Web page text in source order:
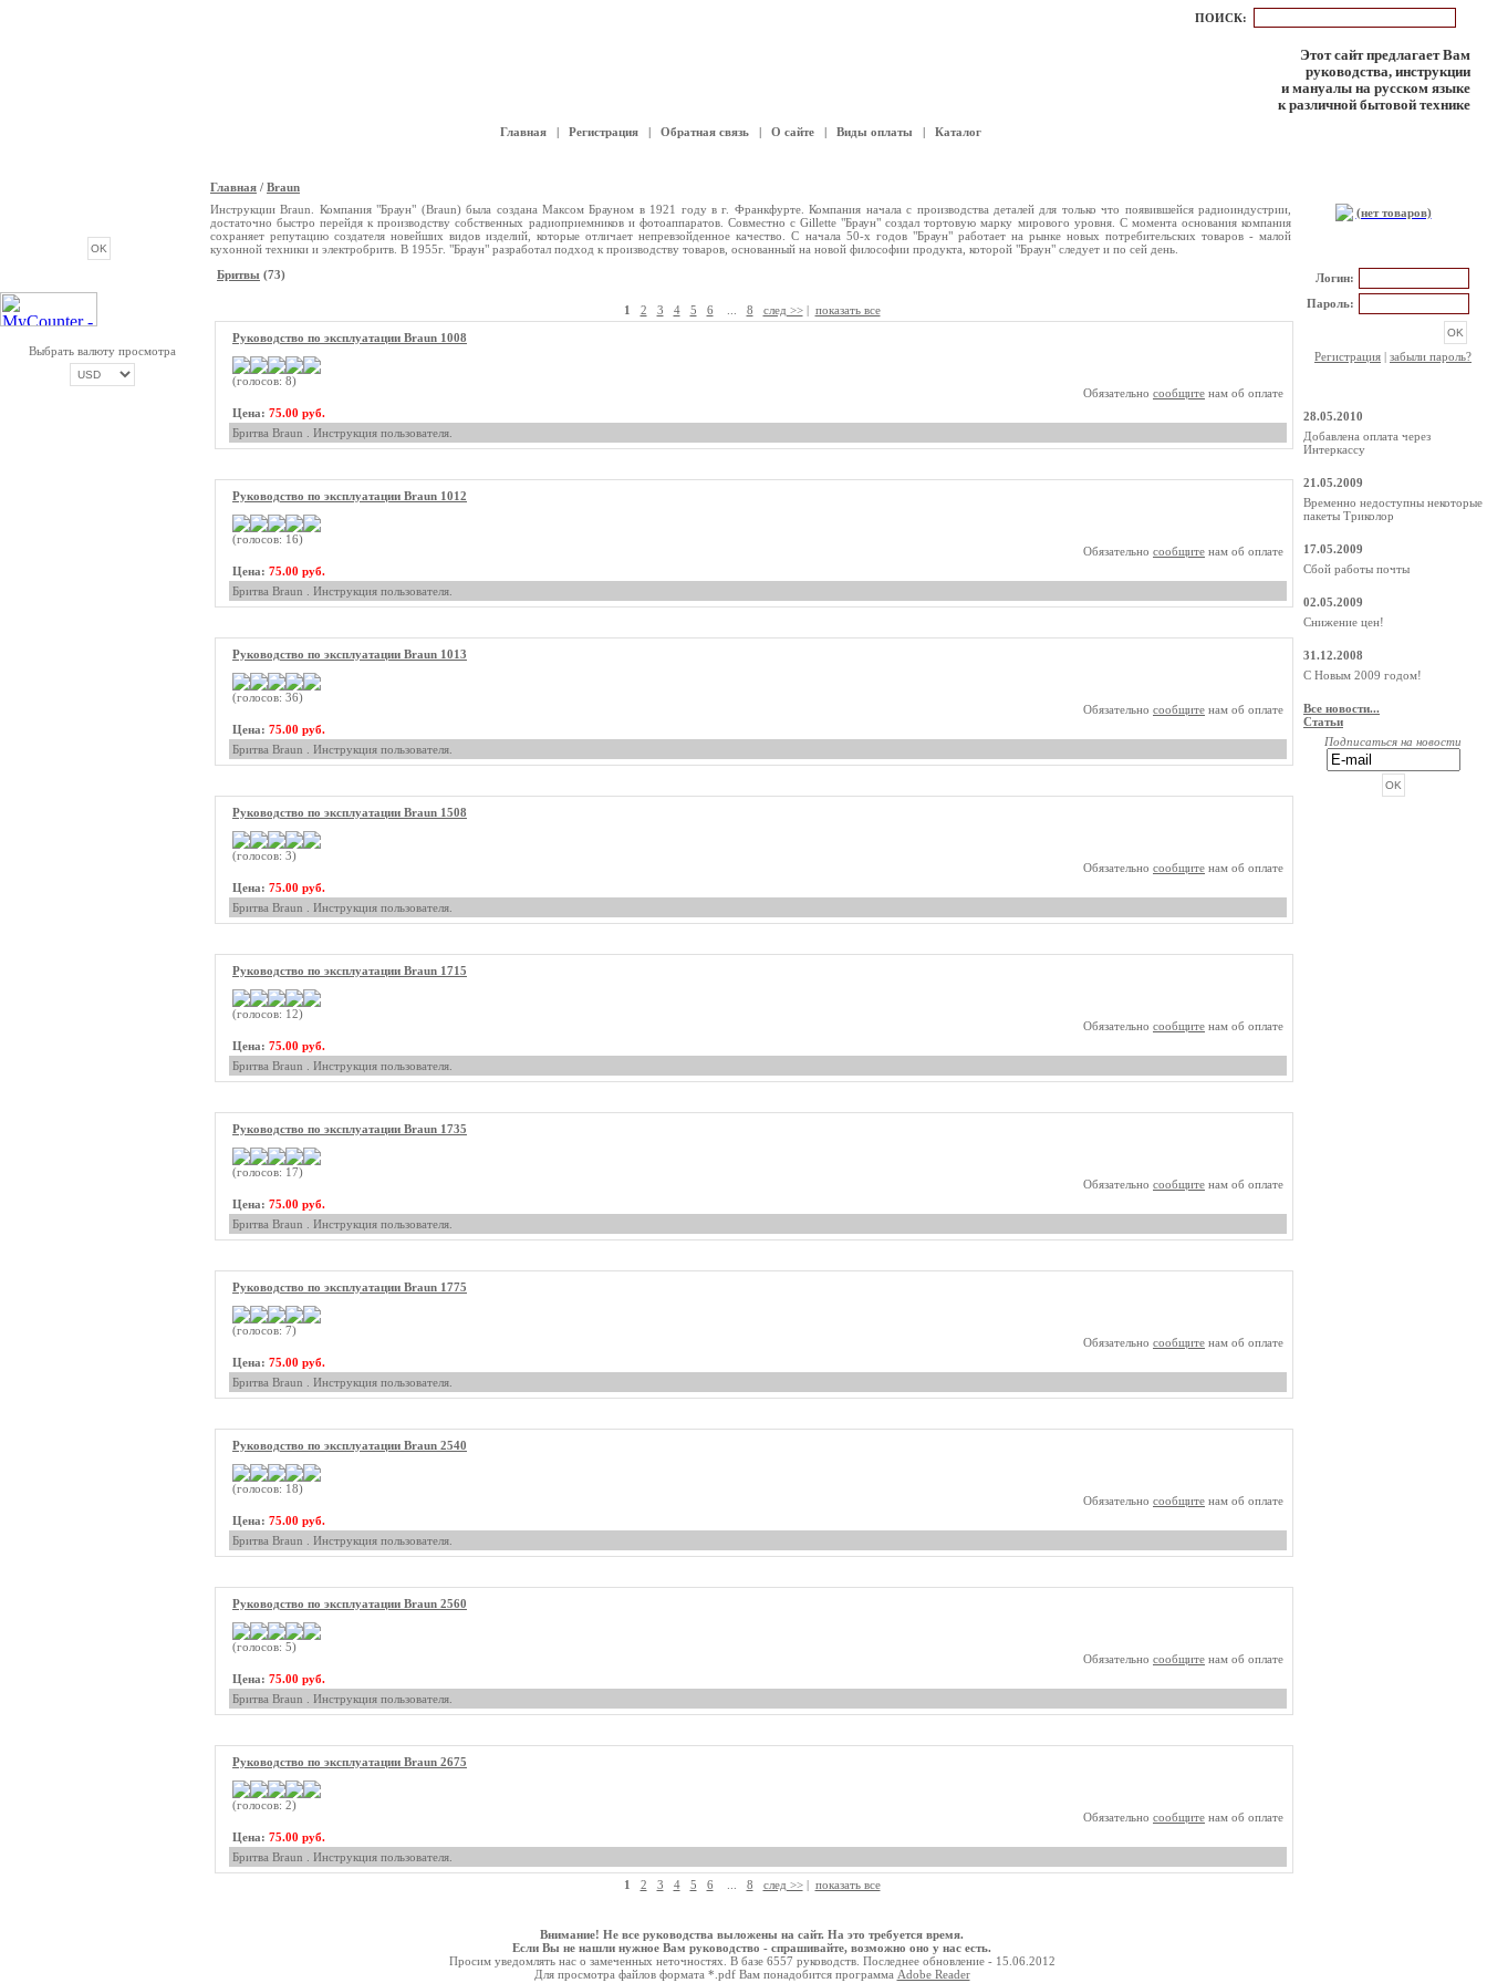
ПОИСК:
Этот сайт предлагает Вам
руководства, инструкции
и мануалы на русском языке
к различной бытовой технике
Главная| Регистрация| Обратная связь| О сайте| Виды оплаты | Каталог
Выбрать валюту просмотра
Главная / Braun
Инструкции Braun. Компания "Браун" (Braun) была создана Максом Брауном в 1921 году в г. Франкфурте. Компания начала с производства деталей для только что появившейся радиоиндустрии,
достаточно быстро перейдя к производству собственных радиоприемников и фотоаппаратов. Совместно с Gillette "Браун" создал тортовую марку мирового уровня. С момента основания компания
сохраняет репутацию создателя новейших видов изделий, которые отличает непревзойденное качество. С начала 50-х годов "Браун" работает на рынке новых потребительских товаров - малой
кухонной техники и электробритв. В 1955г. "Браун" разработал подход к производству товаров, основанный на новой философии продукта, которой "Браун" следует и по сей день.
Бритвы (73)
1 2 3 4 5 6 8 след >>| показать все
Руководство по эксплуатации Braun 1008
(голосов: 8)
Обязательно сообщите нам об оплате
Цена: 75.00 руб.
Бритва Braun . Инструкция пользователя.
Руководство по эксплуатации Braun 1012
(голосов: 16)
Обязательно сообщите нам об оплате
Цена: 75.00 руб.
Бритва Braun . Инструкция пользователя.
Руководство по эксплуатации Braun 1013
(голосов: 36)
Обязательно сообщите нам об оплате
Цена: 75.00 руб.
Бритва Braun . Инструкция пользователя.
Руководство по эксплуатации Braun 1508
(голосов: 3)
Обязательно сообщите нам об оплате
Цена: 75.00 руб.
Бритва Braun . Инструкция пользователя.
Руководство по эксплуатации Braun 1715
(голосов: 12)
Обязательно сообщите нам об оплате
Цена: 75.00 руб.
Бритва Braun . Инструкция пользователя.
Руководство по эксплуатации Braun 1735
(голосов: 17)
Обязательно сообщите нам об оплате
Цена: 75.00 руб.
Бритва Braun . Инструкция пользователя.
Руководство по эксплуатации Braun 1775
(голосов: 7)
Обязательно сообщите нам об оплате
Цена: 75.00 руб.
Бритва Braun . Инструкция пользователя.
Руководство по эксплуатации Braun 2540
(голосов: 18)
Обязательно сообщите нам об оплате
Цена: 75.00 руб.
Бритва Braun . Инструкция пользователя.
Руководство по эксплуатации Braun 2560
(голосов: 5)
Обязательно сообщите нам об оплате
Цена: 75.00 руб.
Бритва Braun . Инструкция пользователя.
Руководство по эксплуатации Braun 2675
(голосов: 2)
Обязательно сообщите нам об оплате
Цена: 75.00 руб.
Бритва Braun . Инструкция пользователя.
1 2 3 4 5 6 8 след >>| показать все
Внимание! Не все руководства выложены на сайт. На это требуется время.
Если Вы не нашли нужное Вам руководство - спрашивайте, возможно оно у нас есть.
Просим уведомлять нас о замеченных неточностях. В базе 6557 руководств. Последнее обновление - 15.06.2012
Для просмотра файлов формата *.pdf Вам понадобится программа Adobe Reader
(нет товаров)
Логин:
Пароль:
Регистрация | забыли пароль?
28.05.2010
Добавлена оплата через
Интеркассу
21.05.2009
Временно недоступны некоторые
пакеты Триколор
17.05.2009
Сбой работы почты
02.05.2009
Снижение цен!
31.12.2008
С Новым 2009 годом!
Все новости...
Статьи
Подписаться на новости